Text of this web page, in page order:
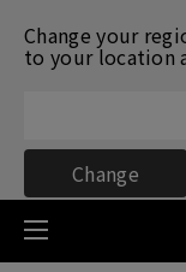
Change your
to your location
Change